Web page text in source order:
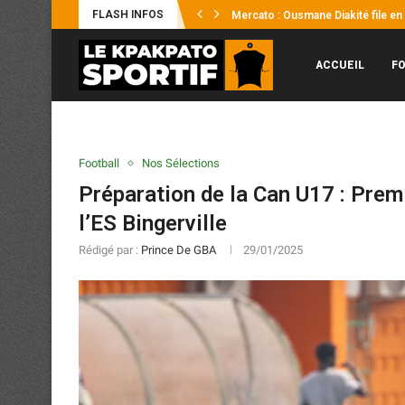
FLASH INFOS CAN féminine 2026 : des
Sporting Club de Gagnoa : Yaya
UFOA-B U20 2026 : les
Mercato : Thibault Yaméogo opte
Éléphants : la FIF officialise le
L’ONG UNISOCIAL offre une
CAN féminine 2026 / Reynald
ACCUEIL
Football Nos Sélections
Préparation de la Can U17 :
l’ES Bingerville
Rédigé par : Prince De GBA 29/01/2025